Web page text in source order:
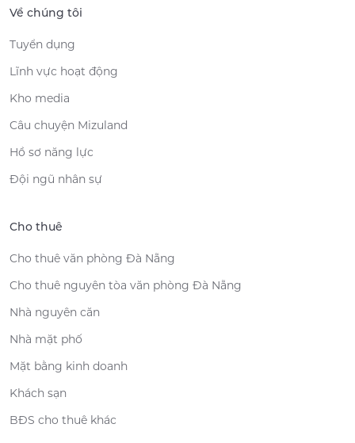
Về chúng tôi
Tuyển dụng
Lĩnh vực hoạt động
Kho media
Câu chuyện Mizuland
Hồ sơ năng lực
Đội ngũ nhân sự
Cho thuê
Cho thuê văn phòng Đà Nẵng
Cho thuê nguyên tòa văn phòng Đà Nẵng
Nhà nguyên căn
Nhà mặt phố
Mặt bằng kinh doanh
Khách sạn
BĐS cho thuê khác